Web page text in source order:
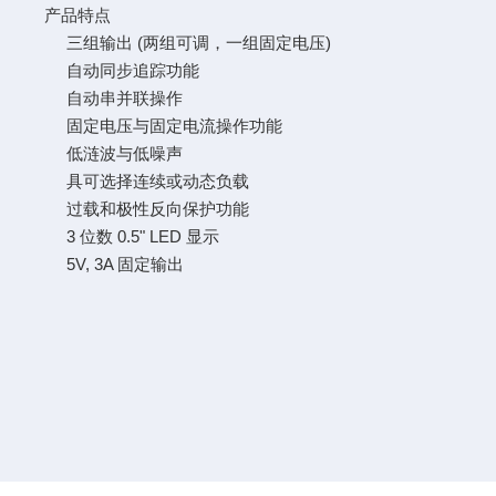
产品特点
三组输出 (两组可调，一组固定电压)
自动同步追踪功能
自动串并联操作
固定电压与固定电流操作功能
低涟波与低噪声
具可选择连续或动态负载
过载和极性反向保护功能
3 位数 0.5" LED 显示
5V, 3A 固定输出